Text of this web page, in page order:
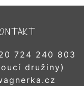
724 240 803
družiny)